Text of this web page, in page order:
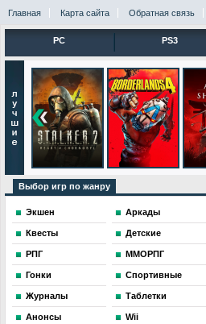
Главная Карта сайта Обратная связь
PC PS3
Выбор игр по жанру
Экшен Аркады
Квесты Детские
РПГ ММОРПГ
Гонки Спортивные
Журналы Таблетки
Анонсы Wii